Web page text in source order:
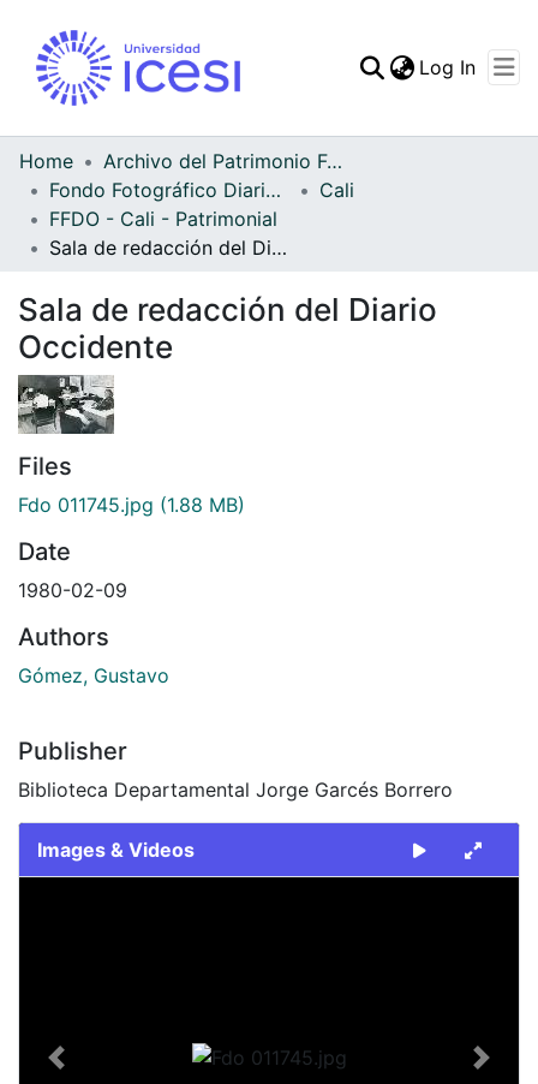
Statistics
Log In
Home
Archivo del Patrimonio Fotográfico y Fílmico del Valle del Cauca
Fondo Fotográfico Diario Occidente
Cali
FFDO - Cali - Patrimonial
Sala de redacción del Diario Occidente
Sala de redacción del Diario
Occidente
Files
Fdo 011745.jpg (1.88 MB)
Date
1980-02-09
Authors
Gómez, Gustavo
Publisher
Biblioteca Departamental Jorge Garcés Borrero
Images & Videos
Previous Next